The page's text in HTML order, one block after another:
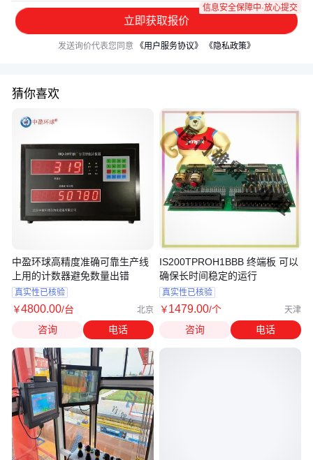
立即获取报价
信息安全保障中·放心提交
发送询价代表您同意 《用户服务协议》 《隐私政策》
猜你喜欢
中盈环球高精度准确可靠生产线
上用的计数器避免数量出错
真实性已核验
￥4800.00/台 北京
咨询 电话
IS200TPROH1BBB 终端板 可以
确保长时间稳定的运行
真实性已核验
￥1479.00/个 天津
咨询 电话